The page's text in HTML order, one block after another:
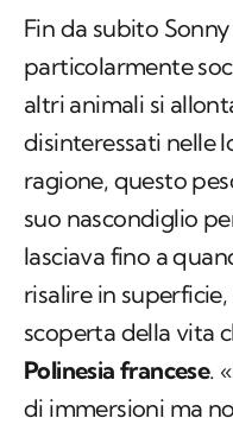
Fin da subito
particolarmente
altri animali si
disinteressati nelle
ragione, questo
suo nascondiglio
lasciava fino a
risalire in
scoperta della vita
Polinesia francese.
di immersioni ma